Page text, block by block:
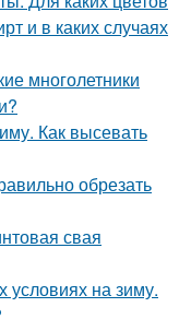
и в каких случаях
многолетники
Как высевать
обрезать
свая
условиях на зиму.